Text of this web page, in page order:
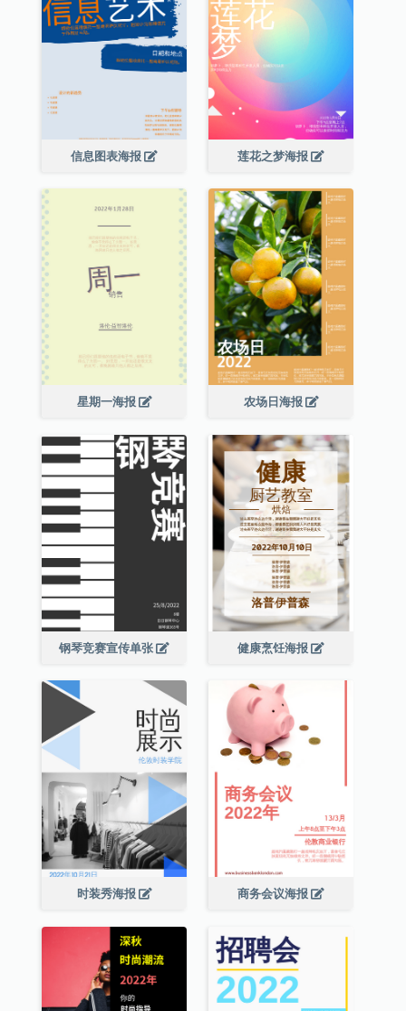
信息图表海报 莲花之梦海报
星期一海报 农场日海报
钢琴竞赛宣传单张 健康烹饪海报
时装秀海报 商务会议海报